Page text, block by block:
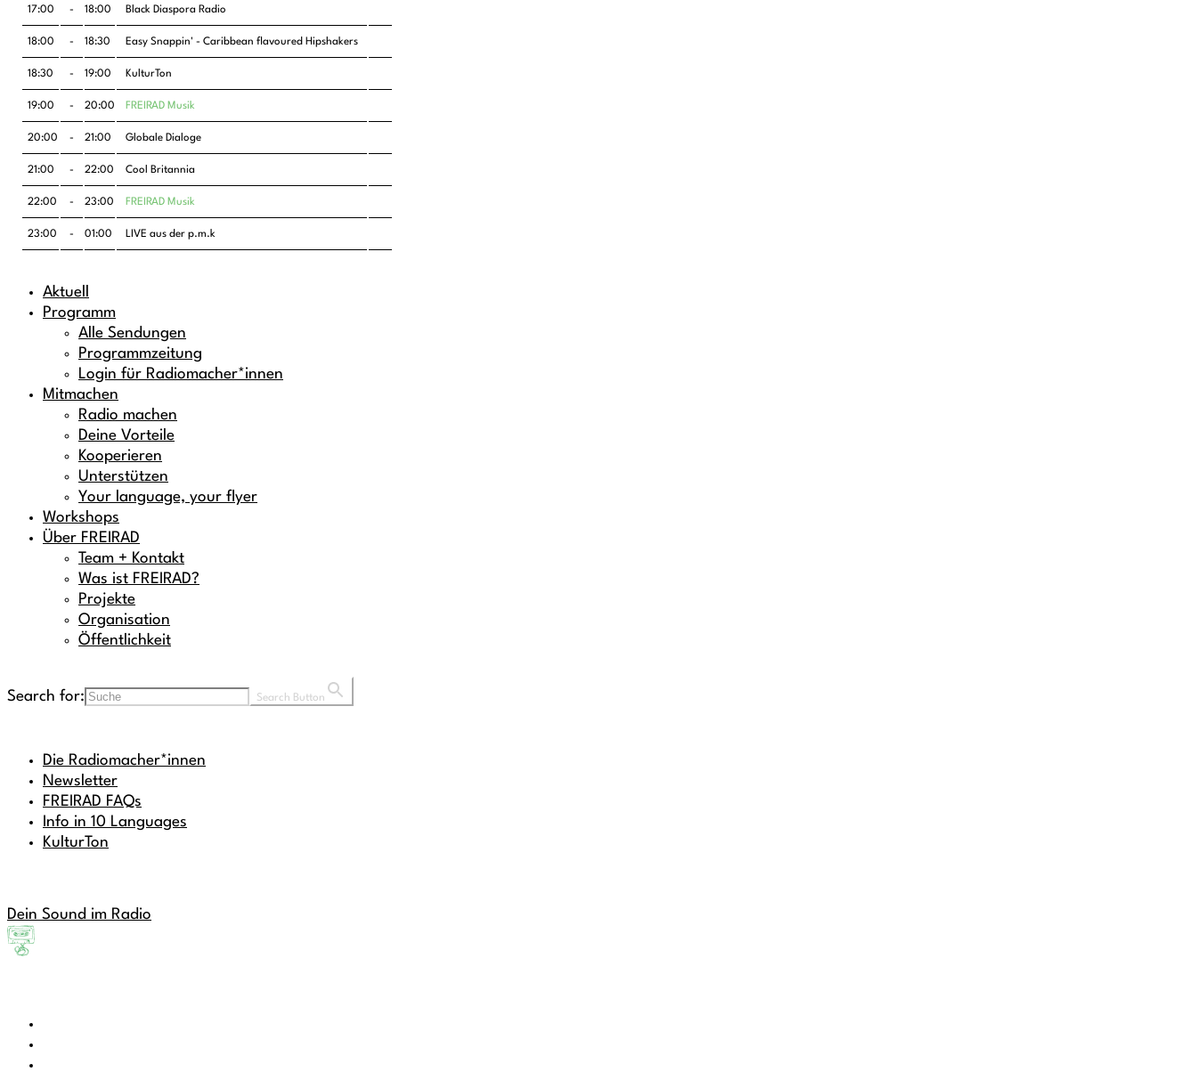
17:00 - 18:00 Black Diaspora Radio
18:00 - 18:30 Easy Snappin' - Caribbean flavoured Hipshakers
18:30 - 19:00 KulturTon
19:00 - 20:00 FREIRAD Musik
20:00 - 21:00 Globale Dialoge
21:00 - 22:00 Cool Britannia
22:00 - 23:00 FREIRAD Musik
23:00 - 01:00 LIVE aus der p.m.k
Aktuell
Programm
Alle Sendungen
Programmzeitung
Login für Radiomacher*innen
Mitmachen
Radio machen
Deine Vorteile
Kooperieren
Unterstützen
Your language, your flyer
Workshops
Über FREIRAD
Team + Kontakt
Was ist FREIRAD?
Projekte
Organisation
Öffentlichkeit
Search for: Search Button
Die Radiomacher*innen
Newsletter
FREIRAD FAQs
Info in 10 Languages
KulturTon
Dein Sound im Radio